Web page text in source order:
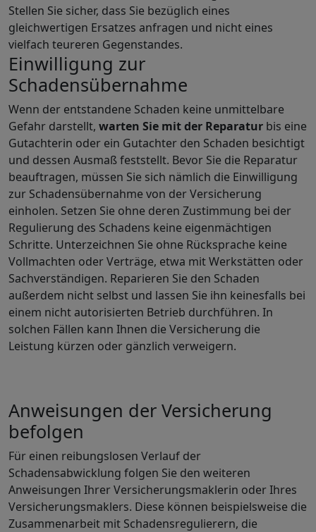
Stellen Sie sicher, dass Sie bezüglich eines
gleichwertigen Ersatzes anfragen und nicht eines
vielfach teureren Gegenstandes.
Einwilligung zur
Schadensübernahme
Wenn der entstandene Schaden keine unmittelbare
Gefahr darstellt, warten Sie mit der Reparatur bis eine
Gutachterin oder ein Gutachter den Schaden besichtigt
und dessen Ausmaß feststellt. Bevor Sie die Reparatur
beauftragen, müssen Sie sich nämlich die Einwilligung
zur Schadensübernahme von der Versicherung
einholen. Setzen Sie ohne deren Zustimmung bei der
Regulierung des Schadens keine eigenmächtigen
Schritte. Unterzeichnen Sie ohne Rücksprache keine
Vollmachten oder Verträge, etwa mit Werkstätten oder
Sachverständigen. Reparieren Sie den Schaden
außerdem nicht selbst und lassen Sie ihn keinesfalls bei
einem nicht autorisierten Betrieb durchführen. In
solchen Fällen kann Ihnen die Versicherung die
Leistung kürzen oder gänzlich verweigern.
Anweisungen der Versicherung
befolgen
Für einen reibungslosen Verlauf der
Schadensabwicklung folgen Sie den weiteren
Anweisungen Ihrer Versicherungsmaklerin oder Ihres
Versicherungsmaklers. Diese können beispielsweise die
Zusammenarbeit mit Schadensregulierern, die